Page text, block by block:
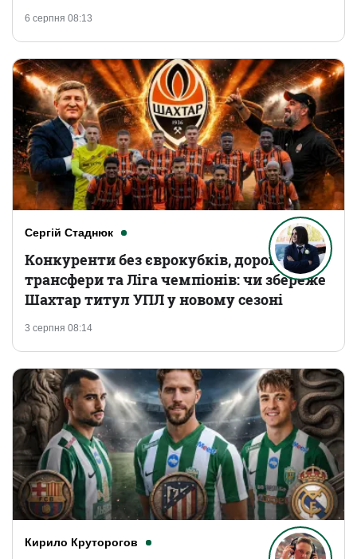
6 серпня 08:13
Сергій Стаднюк
3 серпня 08:14
Конкуренти без єврокубків, дорогі
трансфери та Ліга чемпіонів: чи збереже
Шахтар титул УПЛ у новому сезоні
Кирило Круторогов